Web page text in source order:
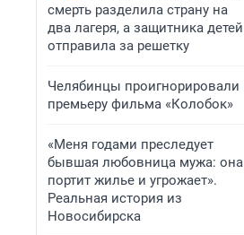
смерть разделила страну на
два лагеря, а защитника детей
отправила за решетку
Челябинцы проигнорировали
премьеру фильма «Колобок»
«Меня годами преследует
бывшая любовница мужа: она
портит жилье и угрожает».
Реальная история из
Новосибирска